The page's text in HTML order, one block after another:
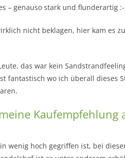
– genauso stark und flunderartig
nicht beklagen, hier kam es
das war kein
fantastisch wo ich überall dieses
Kaufempfehlung
wenig hoch gegriffen ist, bei